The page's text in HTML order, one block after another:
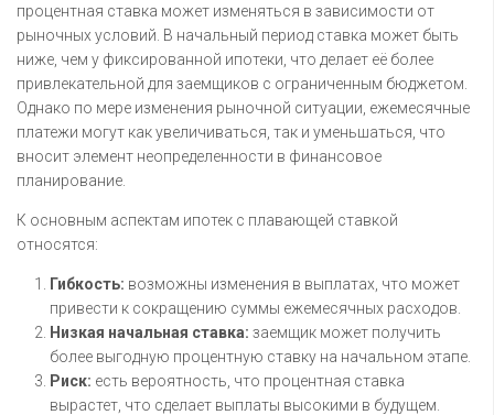
процентная ставка может изменяться в зависимости от
рыночных условий. В начальный период ставка может быть
ниже, чем у фиксированной ипотеки, что делает её более
привлекательной для заемщиков с ограниченным бюджетом.
Однако по мере изменения рыночной ситуации, ежемесячные
платежи могут как увеличиваться, так и уменьшаться, что
вносит элемент неопределенности в финансовое
планирование.
К основным аспектам ипотек с плавающей ставкой
относятся:
Гибкость: возможны изменения в выплатах, что может
привести к сокращению суммы ежемесячных расходов.
Низкая начальная ставка: заемщик может получить
более выгодную процентную ставку на начальном этапе.
Риск: есть вероятность, что процентная ставка
вырастет, что сделает выплаты высокими в будущем.